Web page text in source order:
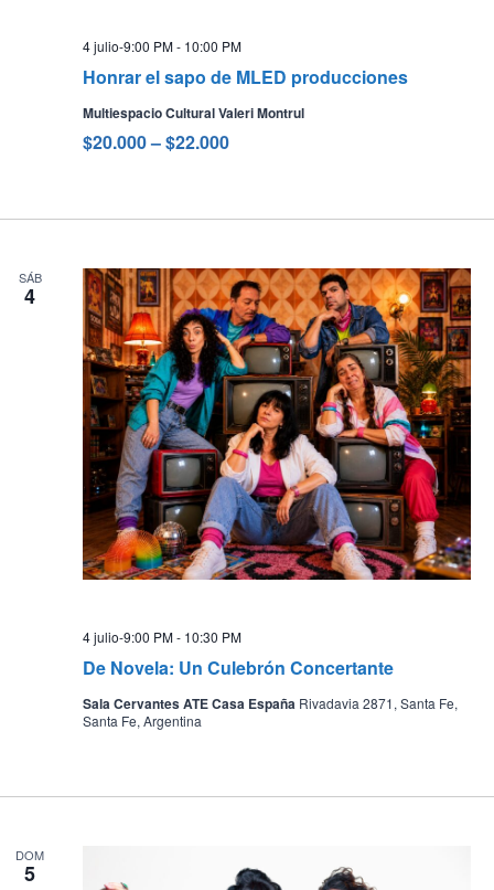
Honrar el sapo de MLED producciones
4 julio-9:00 PM- 10:00 PM
Multiespacio Cultural Valeri Montrul
$20.000 – $22.000
SÁB
4
De Novela: Un Culebrón Concertante
4 julio-9:00 PM- 10:30 PM
Sala Cervantes ATE Casa España Rivadavia 2871, Santa Fe,
Santa Fe, Argentina
DOM
5